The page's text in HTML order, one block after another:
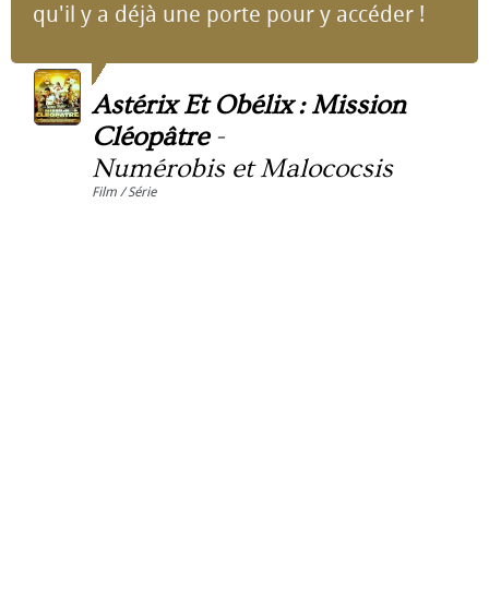
qu'il y a déjà une porte pour y accéder !
Astérix Et Obélix : Mission
Cléopâtre-
Numérobis et Malococsis
Film / Série